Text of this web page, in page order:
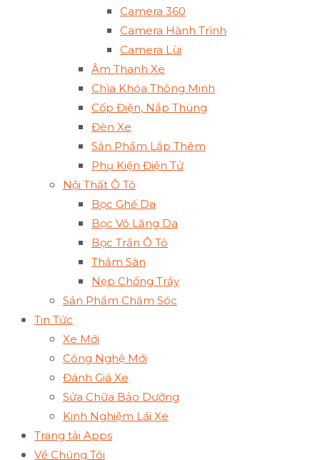
Camera 360
Camera Hành Trình
Camera Lùi
Âm Thanh Xe
Chìa Khóa Thông Minh
Cốp Điện, Nắp Thùng
Đèn Xe
Sản Phẩm Lắp Thêm
Phụ Kiện Điện Tử
Nội Thất Ô Tô
Bọc Ghế Da
Bọc Vô Lăng Da
Bọc Trần Ô Tô
Thảm Sàn
Nẹp Chống Trầy
Sản Phẩm Chăm Sóc
Tin Tức
Xe Mới
Công Nghệ Mới
Đánh Giá Xe
Sửa Chữa Bảo Dưỡng
Kinh Nghiệm Lái Xe
Trang tải Apps
Về Chúng Tôi